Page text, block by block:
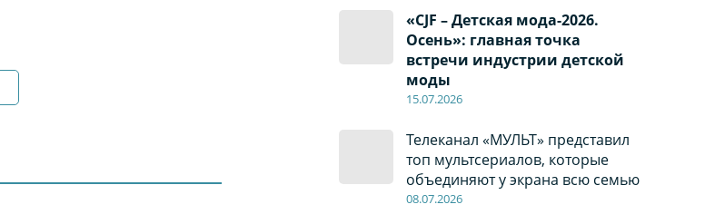
«CJF – Детская мода-2026.
Осень»: главная точка
встречи индустрии детской
моды
15.07.2026
Телеканал «МУЛЬТ» представил
топ мультсериалов, которые
объединяют у экрана всю семью
08.07.2026